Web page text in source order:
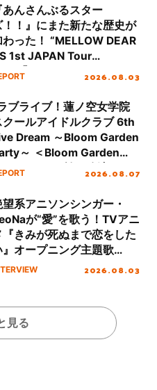
あんさんぶるスター
！！』にまた新たな歴史が
わった！ “MELLOW DEAR
1st JAPAN Tour
「NICE to meet YOU
ト!!
2026.08.03
ブライブ！蓮ノ空女学院
クールアイドルクラブ 6th
Dream ～Bloom Garden
～ ＜Bloom Garden
Stage／埼玉公演＞”
2026.08.07
望系アニソンシンガー・
が“愛”を歌う！TVアニ
『きみが死ぬまで恋をした
』オープニング主題歌
Amore」インタビュー2026.08.03
見る